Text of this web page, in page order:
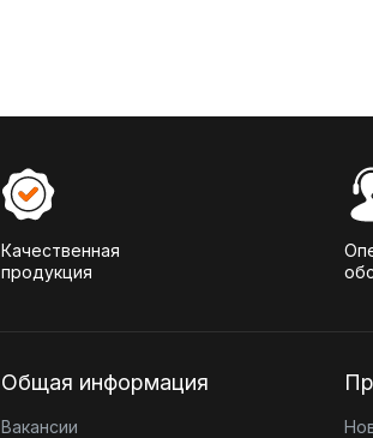
Качественная
продукция
Общая информация
Вакансии